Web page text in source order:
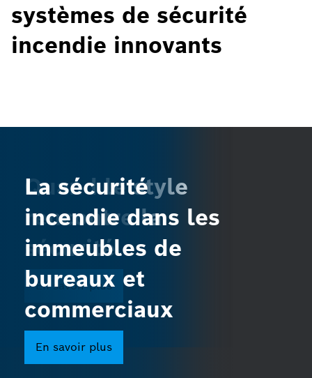
systèmes de sécurité
incendie innovants
Quand le style
rencontre la
sécurité
En savoir plus
La sécurité
incendie dans les
immeubles de
bureaux et
commerciaux
En savoir plus